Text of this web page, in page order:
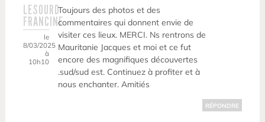
LESOURD
FRANCINE
le
8/03/2025
à
10h10
Toujours des photos et des
commentaires qui donnent envie de
visiter ces lieux. MERCI. Ns rentrons de
Mauritanie Jacques et moi et ce fut
encore des magnifiques découvertes
.sud/sud est. Continuez à profiter et à
nous enchanter. Amitiés
RÉPONDRE